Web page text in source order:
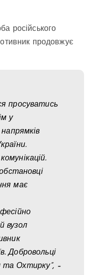
російського
продовжує
просуватись
у
має
вузол
Добровольці
та Охтирку”, –